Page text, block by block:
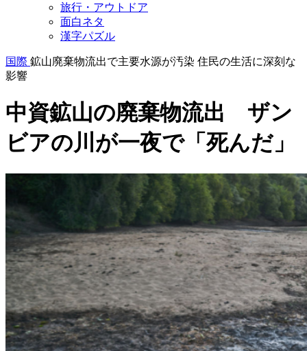
旅行・アウトドア
面白ネタ
漢字パズル
国際 鉱山廃棄物流出で主要水源が汚染 住民の生活に深刻な
影響
中資鉱山の廃棄物流出 ザン
ビアの川が一夜で「死んだ」